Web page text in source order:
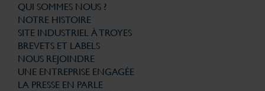
QUI SOMMES NOUS ?
NOTRE HISTOIRE
SITE INDUSTRIEL À TROYES
BREVETS ET LABELS
NOUS REJOINDRE
UNE ENTREPRISE ENGAGÉE
LA PRESSE EN PARLE